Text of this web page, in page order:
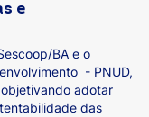
e
BA e o
- PNUD,
adotar
das